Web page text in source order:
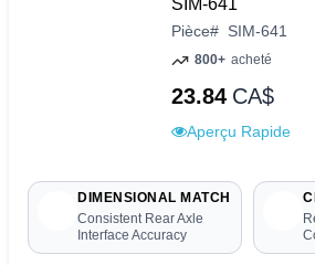
SIM-641
Pièce# SIM-641
800+ acheté
23.84 CA$
Aperçu Rapide
DIMENSIONAL MATCH
Consistent Rear Axle
Interface Accuracy